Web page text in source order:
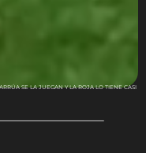
SE LA JUEGAN Y LA ROJA LO TIENE CASI